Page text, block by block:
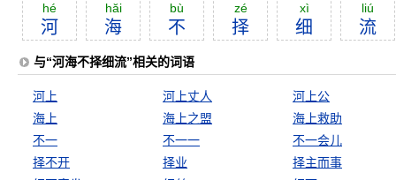
hé
河
hăi
海
bù
不
zé
择
xì
细
liú
流
与“河海不择细流”相关的词语
河上 河上丈人
河上公
海上
海上之盟
海上救助
不一
不一一
不一会儿
择不开
择业
择主而事